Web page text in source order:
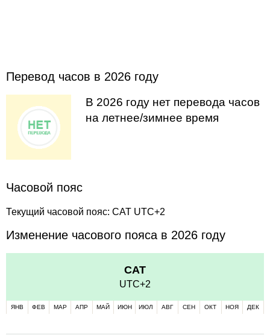
Перевод часов в 2026 году
В 2026 году нет перевода часов
на летнее/зимнее время
Часовой пояс
Текущий часовой пояс: CAT UTC+2
Изменение часового пояса в 2026 году
CAT
UTC+2
ЯНВ ФЕВ МАР АПР МАЙ ИЮН ИЮЛ АВГ СЕН ОКТ НОЯ ДЕК